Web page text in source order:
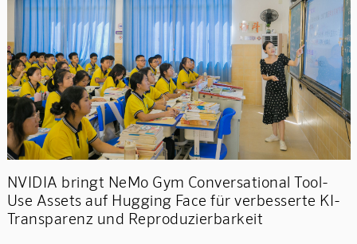
NVIDIA bringt NeMo Gym Conversational Tool-
Use Assets auf Hugging Face für verbesserte KI-
Transparenz und Reproduzierbarkeit